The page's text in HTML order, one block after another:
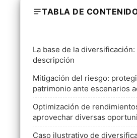
TABLA DE
La base de la
descripción
Mitigación del riesgo:
patrimonio ante escenarios
Optimización de
aprovechar diversas
Caso ilustrativo de